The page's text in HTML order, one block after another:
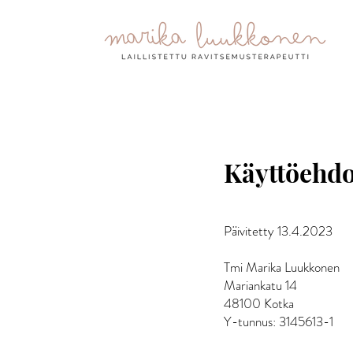
Päivitetty 13.4.2023
Tmi Marika Luukkonen
Mariankatu 14
48100 Kotka
Y-tunnus: 3145613-1